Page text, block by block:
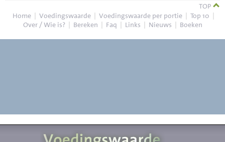
TOP
Home | Voedingswaarde | Voedingswaarde per portie | Top 10 |
Over / Wie is? | Bereken | Faq | Links | Nieuws | Boeken